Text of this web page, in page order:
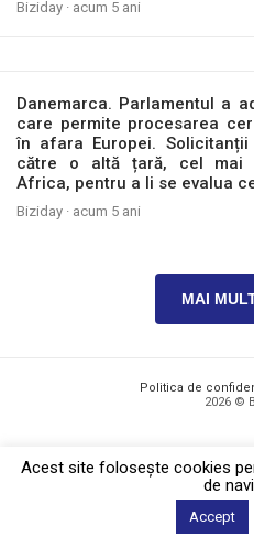
Biziday · acum 5 ani
Danemarca. Parlamentul a
care permite procesarea
în afara Europei.
către o altă țară, cel mai
Africa, pentru a li se evalua
Biziday · acum 5 ani
MAI
Politica de
2026 ©
Acest site foloseşte cookies
de
Accept